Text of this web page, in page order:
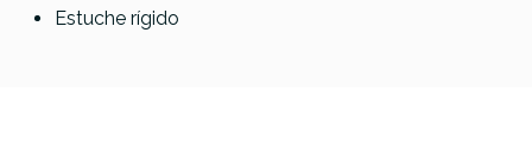
Estuche rígido